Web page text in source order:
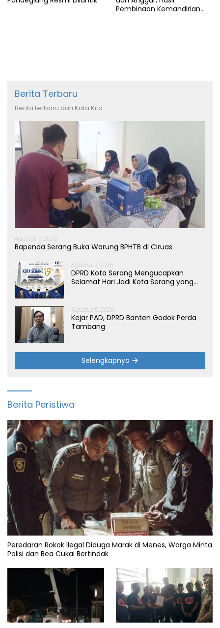
Pembinaan Kemandirian
Berita Terbaru
Berita terbaru dari Kata Kita
Agustus 7, 2026
Bapenda Serang Buka Warung BPHTB di Ciruas
Agustus 7, 2026
DPRD Kota Serang Mengucapkan
Selamat Hari Jadi Kota Serang yang
Agustus 5, 2026
Kejar PAD, DPRD Banten Godok Perda
Tambang
Selengkapnya
Berita Peristiwa
Peredaran Rokok Ilegal Diduga Marak di Menes, Warga Minta
Polisi dan Bea Cukai Bertindak